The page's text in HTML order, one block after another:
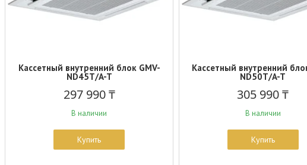
Кассетный внутренний блок GMV-
ND45T/A-T
297 990 ₸
В наличии
Купить
Кассетный внутренний
ND50T/A-T
305 990 ₸
В наличии
Купить